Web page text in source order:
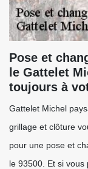
Pose et
le Gattelet
toujours à
Gattelet Michel
grillage et clôture
pour une pose et
le 93500. Et si